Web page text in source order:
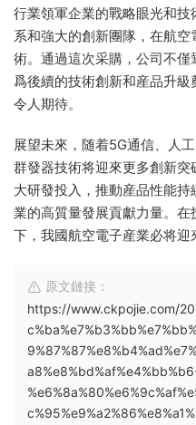
行業領軍企業的戰略眼光和
系和強大的創新團隊，在航
術。通過這次采購，公司不
爲後續的技術創新和産品升
令人期待。
展望未來，随着5G通信、人
群發器技術将迎來更多創新
大研發投入，推動産品性能
業的高質量發展貢獻力量。
下，我國航空電子産業必将迎
原文鏈接：
https://www.ckpojie.com/